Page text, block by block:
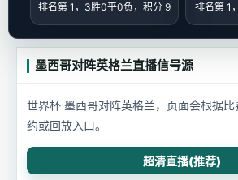
排名第 1，3胜0平0负，积分 9 排名第 1
墨西哥对阵英格兰直播信号源
世界杯 墨西哥对阵英格兰，页面会根据
约或回放入口。
超清直播(推荐)